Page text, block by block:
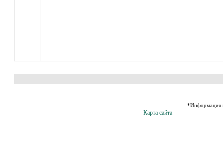
Карта сайта
*Информация